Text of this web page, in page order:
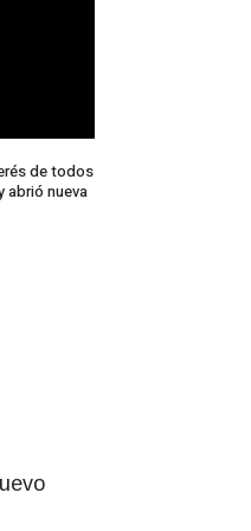
de todos
abrió nueva